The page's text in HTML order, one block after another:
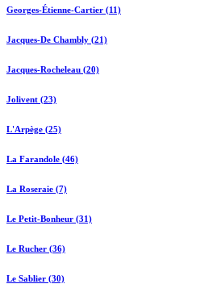
Georges-Étienne-Cartier (11)
Jacques-De Chambly (21)
Jacques-Rocheleau (20)
Jolivent (23)
L'Arpège (25)
La Farandole (46)
La Roseraie (7)
Le Petit-Bonheur (31)
Le Rucher (36)
Le Sablier (30)